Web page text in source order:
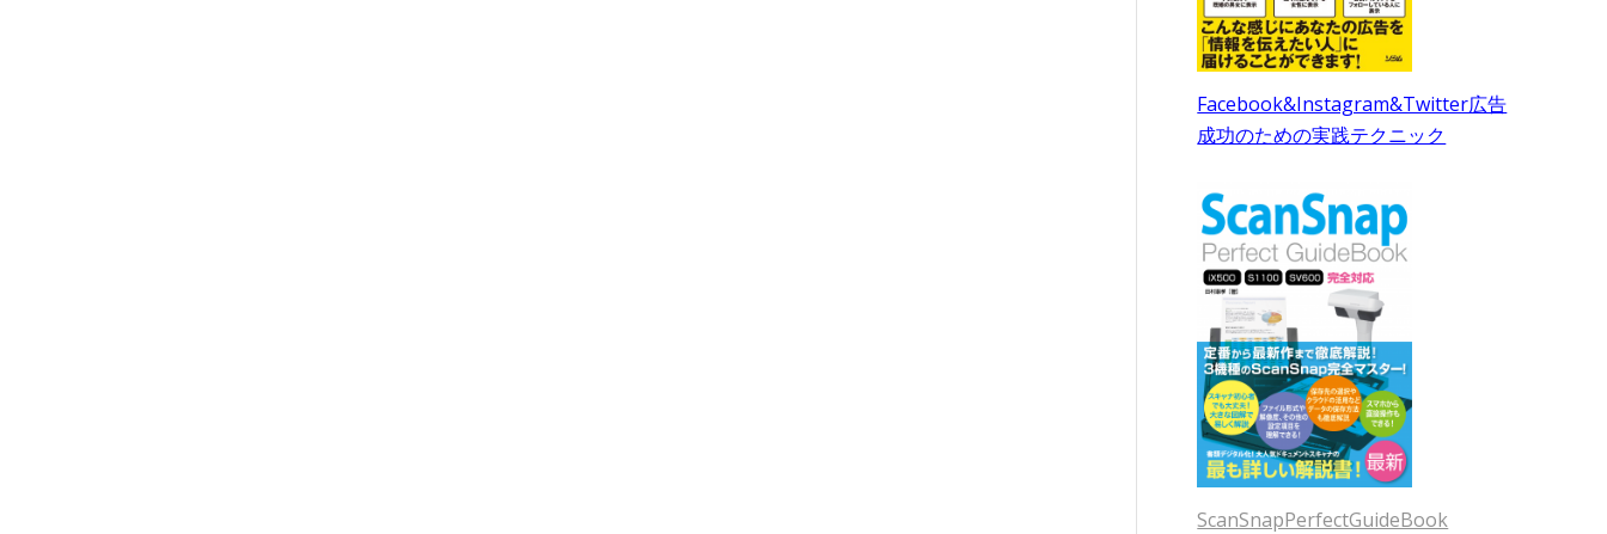
Facebook&Instagram&Twitter広告
成功のための実践テクニック
ScanSnapPerfectGuideBook